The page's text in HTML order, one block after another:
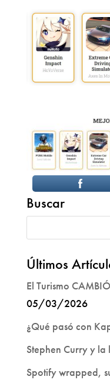
Buscar
Últimos
El Turismo
05/03/2026
¿Qué pasó con
Stephen Curry y la
Spotify wrapped,